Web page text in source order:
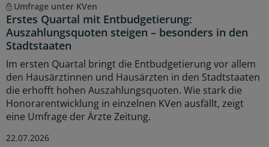
Umfrage unter KVen
Erstes Quartal mit Entbudgetierung:
Auszahlungsquoten steigen – besonders in den
Stadtstaaten
Im ersten Quartal bringt die Entbudgetierung vor allem
den Hausärztinnen und Hausärzten in den Stadtstaaten
die erhofft hohen Auszahlungsquoten. Wie stark die
Honorarentwicklung in einzelnen KVen ausfällt, zeigt
eine Umfrage der Ärzte Zeitung.
22.07.2026